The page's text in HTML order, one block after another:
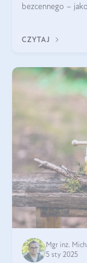
bezcennego –
CZYTAJ
Mgr inż.
5 sty 2025